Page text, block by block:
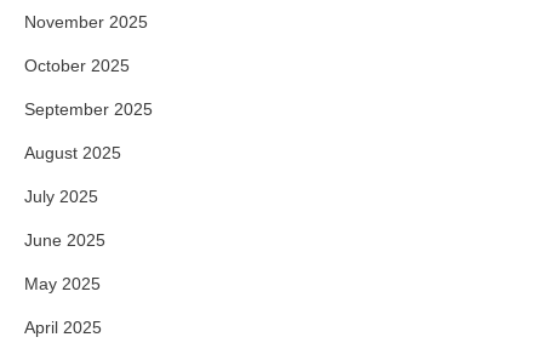
November 2025
October 2025
September 2025
August 2025
July 2025
June 2025
May 2025
April 2025